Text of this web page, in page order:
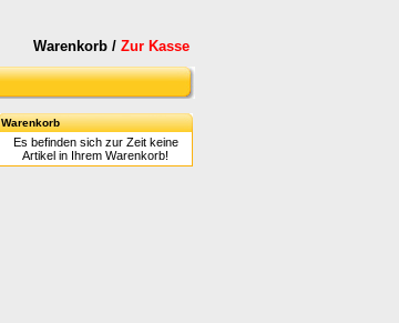
Warenkorb / Zur Kasse
Warenkorb
Es befinden sich zur Zeit keine
Artikel in Ihrem Warenkorb!